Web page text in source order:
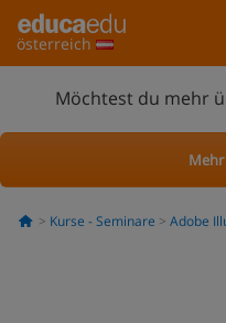
österreich
Möchtest du mehr
Kurse - Seminare Adobe